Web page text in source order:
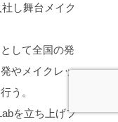
し舞台メイク
して全国の発
やメイクレッ
う。
を立ち上げフ